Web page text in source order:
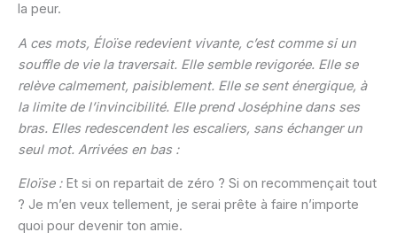
la peur.
A ces mots, Éloïse redevient vivante, c’est comme si un
souffle de vie la traversait. Elle semble revigorée. Elle se
relève calmement, paisiblement. Elle se sent énergique, à
la limite de l’invincibilité. Elle prend Joséphine dans ses
bras. Elles redescendent les escaliers, sans échanger un
seul mot. Arrivées en bas :
Eloïse :Et si on repartait de zéro ? Si on recommençait tout
? Je m’en veux tellement, je serai prête à faire n’importe
quoi pour devenir ton amie.